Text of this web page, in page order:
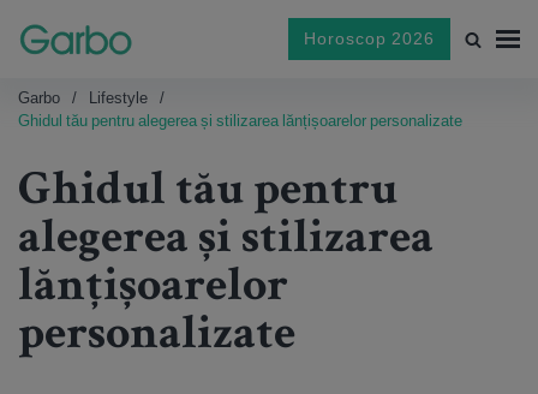
Horoscop 2026
Garbo
Lifestyle
Ghidul tău pentru alegerea și stilizarea lănțișoarelor personalizate
Ghidul tău pentru
alegerea și stilizarea
lănțișoarelor
personalizate